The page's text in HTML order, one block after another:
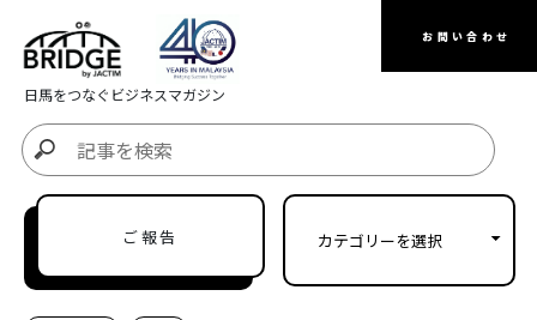
お問い合わせ
日馬をつなぐビジネスマガジン
ご報告